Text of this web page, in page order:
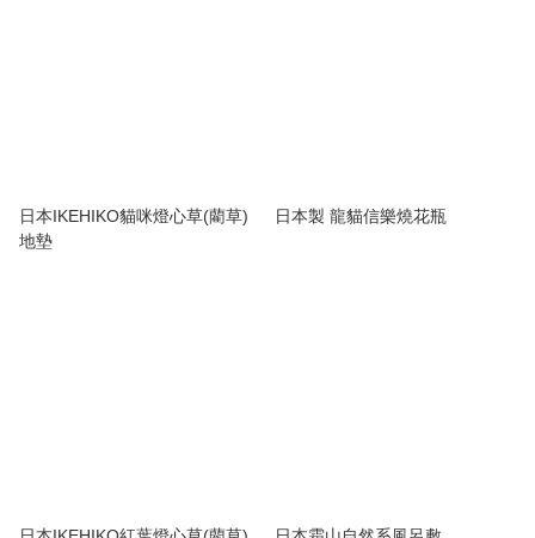
日本IKEHIKO貓咪燈心草(藺草)
地墊
日本製 龍貓信樂燒花瓶